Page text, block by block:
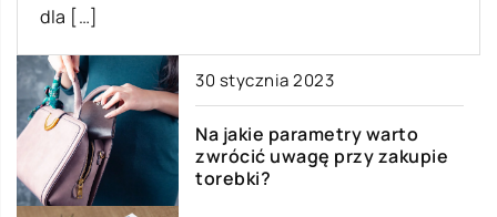
dla […]
30 stycznia 2023
Na jakie parametry warto
zwrócić uwagę przy zakupie
torebki?